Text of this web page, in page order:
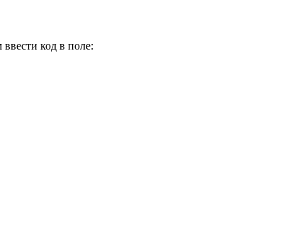
код в поле: